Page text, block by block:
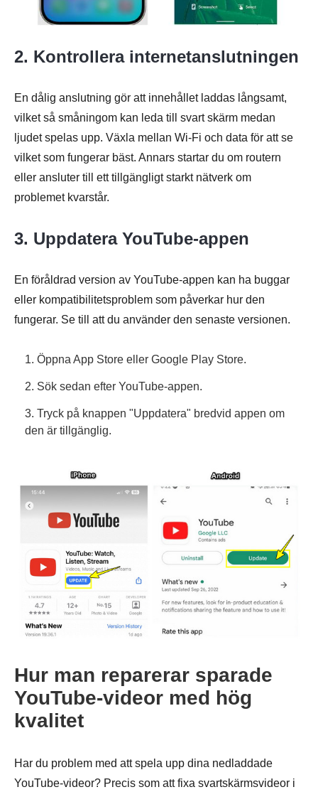
2. Kontrollera internetanslutningen
En dålig anslutning gör att innehållet laddas långsamt,
vilket så småningom kan leda till svart skärm medan
ljudet spelas upp. Växla mellan Wi-Fi och data för att se
vilket som fungerar bäst. Annars startar du om routern
eller ansluter till ett tillgängligt starkt nätverk om
problemet kvarstår.
3. Uppdatera YouTube-appen
En föråldrad version av YouTube-appen kan ha buggar
eller kompatibilitetsproblem som påverkar hur den
fungerar. Se till att du använder den senaste versionen.
1. Öppna App Store eller Google Play Store.
2. Sök sedan efter YouTube-appen.
3. Tryck på knappen "Uppdatera" bredvid appen om
den är tillgänglig.
Hur man reparerar sparade
YouTube-videor med hög
kvalitet
Har du problem med att spela upp dina nedladdade
YouTube-videor? Precis som att fixa svartskärmsvideor i